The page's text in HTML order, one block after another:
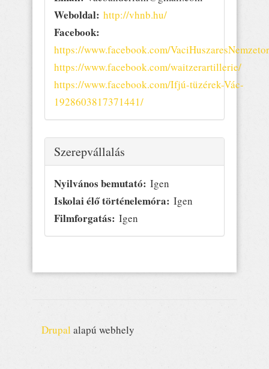
Weboldal: http://vhnb.hu/
Facebook:
https://www.facebook.com/
https://www.facebook.com/waitzerartillerie/
https://www.facebook.com/Ifjú-tüzérek-Vác-
1928603817371441/
Elrejtés
Szerepvállalás
Nyilvános bemutató: Igen
Iskolai élő történelemóra: Igen
Filmforgatás: Igen
Drupal alapú webhely